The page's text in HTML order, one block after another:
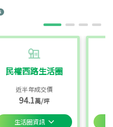
民權西路生活圈
近半年成交價
94.1萬/坪
生活圈資訊